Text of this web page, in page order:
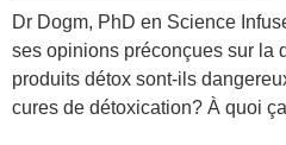
Dr Dogm, PhD en Science
ses opinions préconçues sur la
produits détox sont-ils
cures de détoxication? À quoi
Courriel